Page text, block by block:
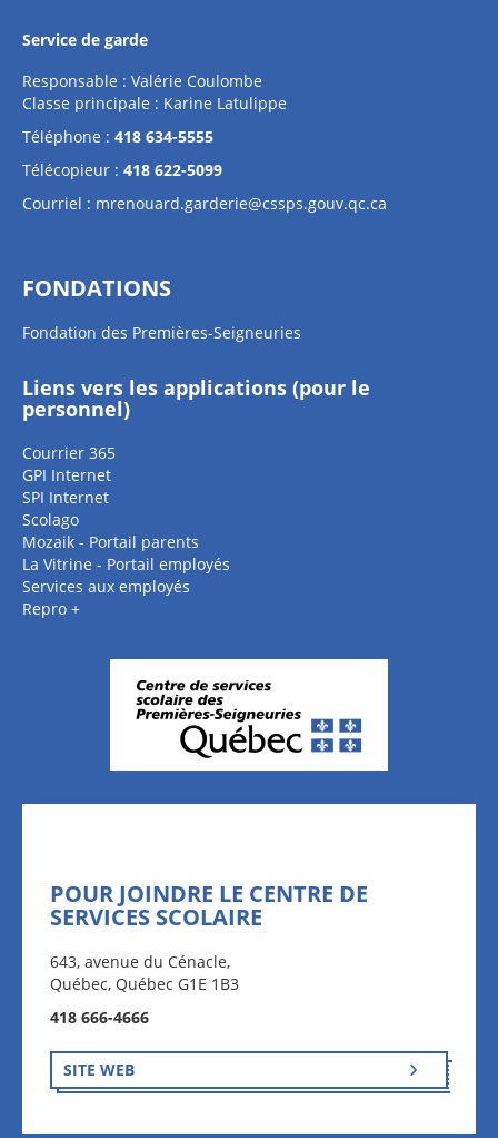
Service de garde
Responsable : Valérie Coulombe
Classe principale : Karine Latulippe
Téléphone : 418 634-5555
Télécopieur : 418 622-5099
Courriel : mrenouard.garderie@cssps.gouv.qc.ca
FONDATIONS
Fondation des Premières-Seigneuries
Liens vers les applications (pour le
personnel)
Courrier 365
GPI Internet
SPI Internet
Scolago
Mozaik - Portail parents
La Vitrine - Portail employés
Services aux employés
Repro +
POUR JOINDRE LE CENTRE DE
SERVICES SCOLAIRE
643, avenue du Cénacle,
Québec, Québec G1E 1B3
418 666-4666
SITE WEB